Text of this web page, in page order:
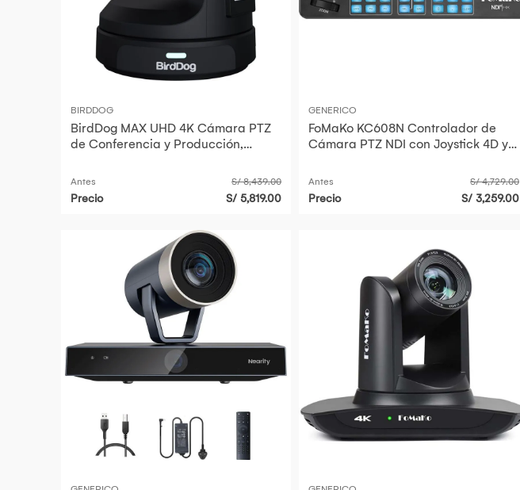
BIRDDOG
BirdDog MAX UHD 4K Cámara PTZ
de Conferencia y Producción,
Antes S/ 8,439.00
Precio S/ 5,819.00
GENERICO
FoMaKo KC608N Controlador de
Cámara PTZ NDI con Joystick 4D y
Antes S/ 4,729.00
Precio S/ 3,259.00